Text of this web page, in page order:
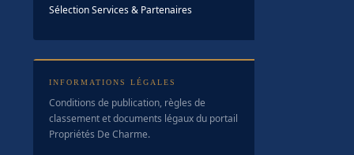
Sélection Services & Partenaires
INFORMATIONS LÉGALES
Conditions de publication, règles de
classement et documents légaux du portail
Propriétés De Charme.